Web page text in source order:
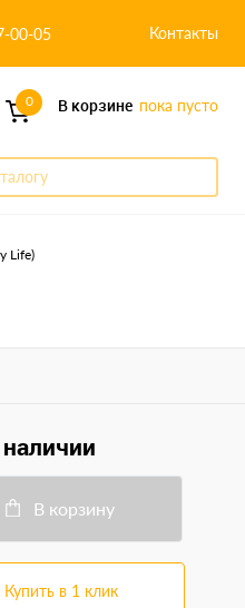
00-05 Контакты
0 В корзине пока пусто
Life)
В корзину
Купить в 1 клик